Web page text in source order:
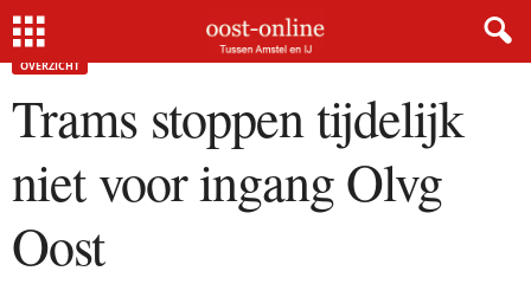
Home Trams stoppen tijdelijk niet voor ingang Olvg Oost
OVERZICHT
Trams stoppen tijdelijk
niet voor ingang Olvg
Oost